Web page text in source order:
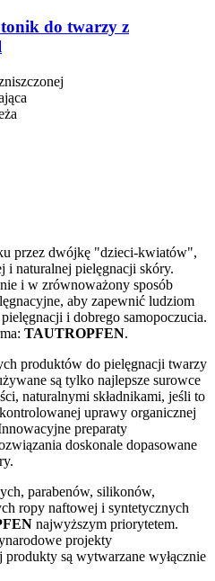
do twarzy z
przez dwójkę "dzieci-kwiatów",
i naturalnej pielęgnacji skóry.
i w zrównoważony sposób
aby zapewnić ludziom
i dobrego samopoczucia.
TAUTROPFEN.
produktów do pielęgnacji twarzy
są tylko najlepsze surowce
naturalnymi składnikami, jeśli to
uprawy organicznej
preparaty
doskonale dopasowane
parabenów, silikonów,
ropy naftowej i syntetycznych
najwyższym priorytetem.
projekty
są wytwarzane wyłącznie